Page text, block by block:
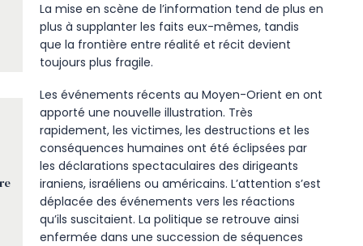
La mise en scène de l’information tend de plus en
plus à supplanter les faits eux-mêmes, tandis
que la frontière entre réalité et récit devient
toujours plus fragile.
Les événements récents au Moyen-Orient en ont
apporté une nouvelle illustration. Très
rapidement, les victimes, les destructions et les
conséquences humaines ont été éclipsées par
les déclarations spectaculaires des dirigeants
iraniens, israéliens ou américains. L’attention s’est
déplacée des événements vers les réactions
qu’ils suscitaient. La politique se retrouve ainsi
enfermée dans une succession de séquences